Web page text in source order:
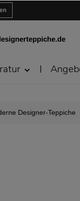
Designer-Teppiche